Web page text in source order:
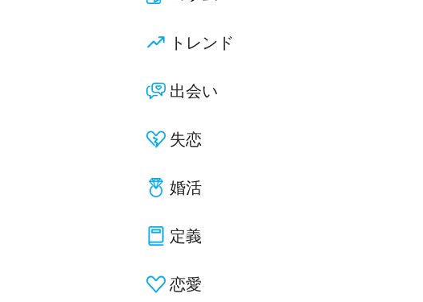
トレンド
出会い
失恋
婚活
定義
恋愛